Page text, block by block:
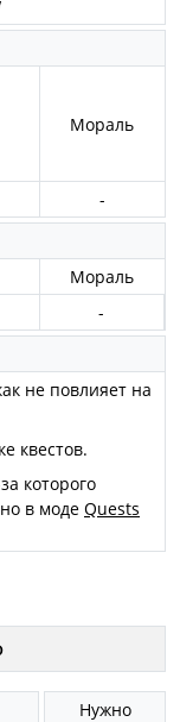
Мораль
-
Мораль
-
не повлияет на
квестов.
которого
в моде Quests
Нужно